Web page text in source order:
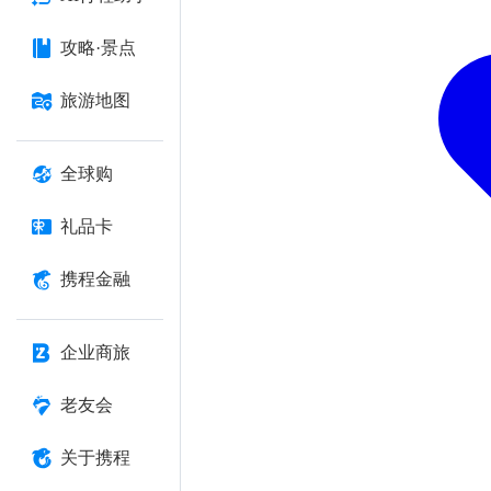
攻略·景点
旅游地图
全球购
礼品卡
携程金融
企业商旅
老友会
关于携程